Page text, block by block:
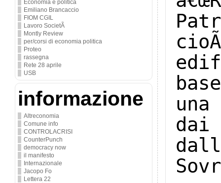
Economia e politica
Emiliano Brancaccio
FIOM CGIL
Lavoro SocietÃ
Montly Review
per/corsi di economia politica
Proteo
rassegna
Rete 28 aprile
USB
informazione
Altreconomia
Comune info
CONTROLACRISI
CounterPunch
democracy now
il manifesto
Internazionale
Jacopo Fo
Lettera 22